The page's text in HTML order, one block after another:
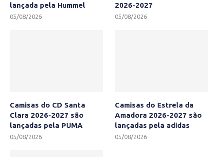
lançada pela Hummel
05/08/2026
2026-2027
05/08/2026
Camisas do CD Santa
Clara 2026-2027 são
lançadas pela PUMA
05/08/2026
Camisas do Estrela da
Amadora 2026-2027 são
lançadas pela adidas
05/08/2026